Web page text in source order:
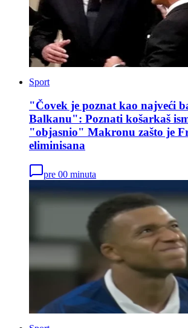
Sport
"Čovek je poznat kao najveći
Balkanu": Poznati košarkaš
"objasnio" Makronu zašto je
eliminisana
pre 00 minuta